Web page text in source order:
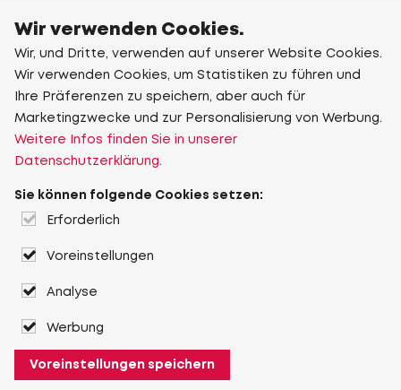
Wir verwenden Cookies.
Wir, und Dritte, verwenden auf unserer Website Cookies.
Wir verwenden Cookies, um Statistiken zu führen und
Ihre Präferenzen zu speichern, aber auch für
Marketingzwecke und zur Personalisierung von Werbung.
Weitere Infos finden Sie in unserer
Datenschutzerklärung.
Sie können folgende Cookies setzen:
Erforderlich
Voreinstellungen
Analyse
Werbung
Voreinstellungen speichern